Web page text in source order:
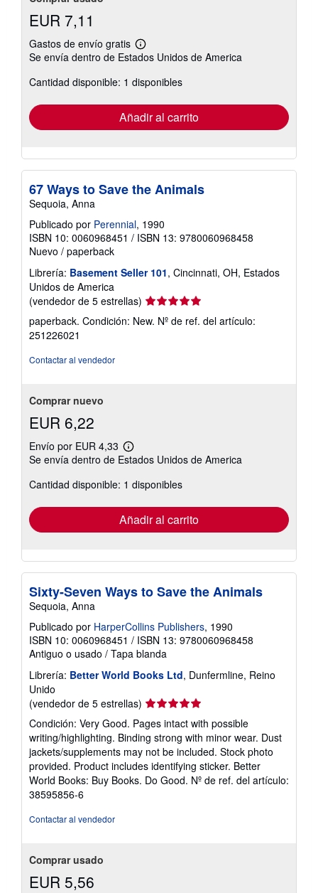
EUR 7,11
Gastos de envío gratis
Más
información
las
tarifas
envío
Se envía dentro de Estados Unidos de America
Cantidad disponible: 1 disponibles
Añadir al carrito
67 Ways to Save the Animals
Sequoia, Anna
Publicado por Perennial, 1990
ISBN 10: 0060968451 / ISBN 13: 9780060968458
Nuevo / paperback
Librería: Basement Seller 101, Cincinnati, OH, Estados
Unidos de America
(vendedor de 5 estrellas) Calificación
vendedor:
paperback. Condición: New. Nº de ref. del artículo:
251226021
Contactar al vendedor
Comprar nuevo
EUR 6,22
Envío por EUR 4,33
Más
información
las
tarifas
envío
Se envía dentro de Estados Unidos de America
Cantidad disponible: 1 disponibles
Añadir al carrito
Sixty-Seven Ways to Save the Animals
Sequoia, Anna
Publicado por HarperCollins Publishers, 1990
ISBN 10: 0060968451 / ISBN 13: 9780060968458
Antiguo o usado / Tapa blanda
Librería: Better World Books Ltd, Dunfermline, Reino
Unido
(vendedor de 5 estrellas) Calificación
vendedor:
5
de
5
estrellas
Condición: Very Good. Pages intact with possible
writing/highlighting. Binding strong with minor wear. Dust
jackets/supplements may not be included. Stock photo
provided. Product includes identifying sticker. Better
World Books: Buy Books. Do Good. Nº de ref. del artículo:
38595856-6
Contactar al vendedor
Comprar usado
EUR 5,56